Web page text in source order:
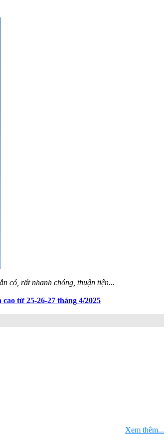
có, rất nhanh chóng, thuận tiện...
từ 25-26-27 tháng 4/2025
Xem thêm...